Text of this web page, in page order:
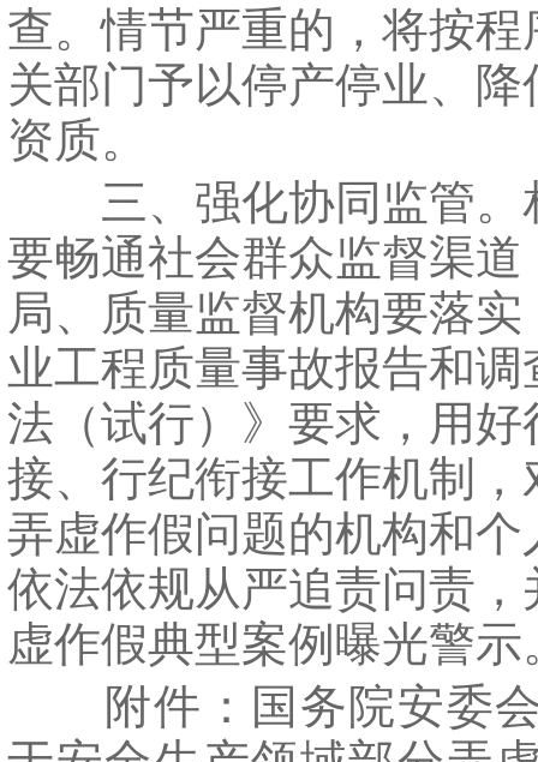
查。情节严重的，将按程
关部门予以停产停业、降
资质。
三、强化协同监管。
要畅通社会群众监督渠道
局、质量监督机构要落实
业工程质量事故报告和调
法（试行）》要求，用好
接、行纪衔接工作机制，
弄虚作假问题的机构和个
依法依规从严追责问责，
虚作假典型案例曝光警示
附件：国务院安委会